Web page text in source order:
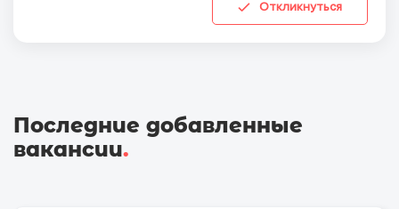
Откликнуться
Последние добавленные
вакансии.